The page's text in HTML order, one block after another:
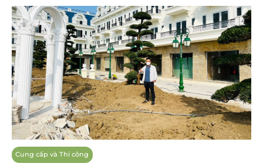
Dự án
Tin tức
Liên hệ
Cung cấp và Thi công